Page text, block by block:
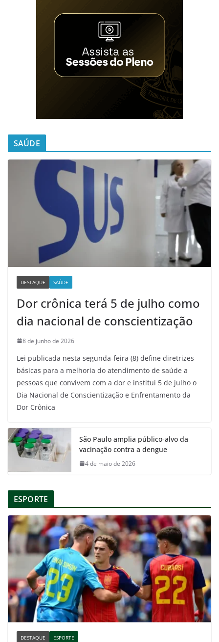
SAÚDE
DESTAQUE SAÚDE
Dor crônica terá 5 de julho como
dia nacional de conscientização
8 de junho de 2026
Lei publicada nesta segunda-feira (8) define diretrizes
básicas para a melhoria do atendimento de saúde a
pessoas que convivem com a dor e institui 5 de julho o
Dia Nacional de Conscientização e Enfrentamento da
Dor Crônica
São Paulo amplia público-alvo da
vacinação contra a dengue
4 de maio de 2026
ESPORTE
DESTAQUE ESPORTE